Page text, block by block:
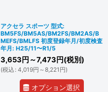
アクセラ スポーツ 型式:
BM5FS/BM5AS/BM2FS/BM2AS/B
MEFS/BMLFS 初度登録年月/初度検査
年月: H25/11〜R1/5
3,653 円 ～7,473 円(税別)
(税込 : 4,019円 ～8,221 円)
オプション選択